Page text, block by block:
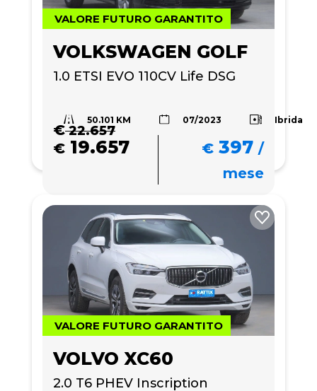
VALORE FUTURO GARANTITO
VOLKSWAGEN GOLF
1.0 ETSI EVO 110CV Life DSG
50.101 KM 07/2023 Ibrida
€22.657
€ 19.657 € 397 /
mese
VALORE FUTURO GARANTITO
VOLVO XC60
2.0 T6 PHEV Inscription